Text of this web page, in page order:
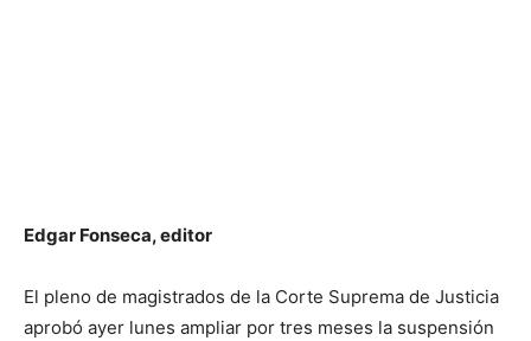
Edgar Fonseca, editor
El pleno de magistrados de la Corte Suprema de Justicia
aprobó ayer lunes ampliar por tres meses la suspensión